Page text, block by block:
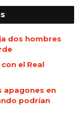
dos hombres
el Real
apagones en
podrían